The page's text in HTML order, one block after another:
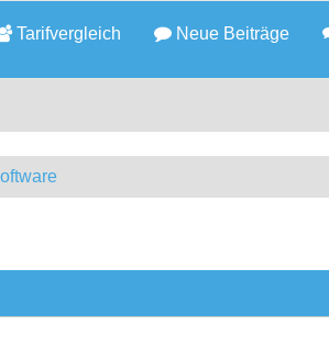
Tarifvergleich Neue Beiträge